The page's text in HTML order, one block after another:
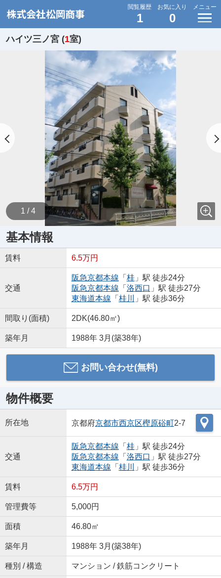
閲覧履歴
1
お気に入り
0
メニュー
ハイツ三ノ宮 (1室)
1 / 4
基本情報
賃料 6.5万円
交通
阪急京都本線 「 桂」駅 徒歩24分
阪急京都本線 「 洛西口 」駅 徒歩27分
東海道本線 「 桂川 」駅 徒歩36分
間取り(面積) 2DK(46.80㎡)
築年月 1988年 3月(築38年)
お問い合わせ(無料)
物件概要
所在地 京都府京都市西京区樫原硲町2-7
交通
阪急京都本線 「 桂」駅 徒歩24分
阪急京都本線 「 洛西口 」駅 徒歩27分
東海道本線 「 桂川 」駅 徒歩36分
賃料 6.5万円
管理費等 5,000円
面積 46.80㎡
築年月 1988年 3月(築38年)
種別 / 構造 マンション / 鉄筋コンクリート